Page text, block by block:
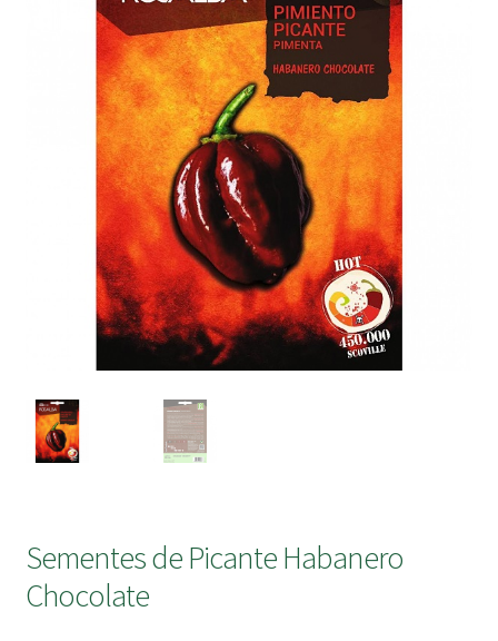
Jardim
Piscinas
Rega
Sementes de Picante Habanero
Chocolate